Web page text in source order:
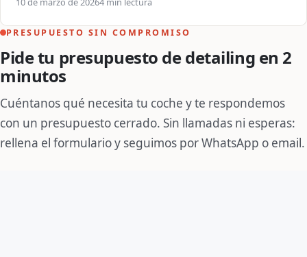
PRESUPUESTO SIN COMPROMISO
Pide tu presupuesto de detailing en 2
minutos
Cuéntanos qué necesita tu coche y te respondemos
con un presupuesto cerrado. Sin llamadas ni esperas:
rellena el formulario y seguimos por WhatsApp o email.